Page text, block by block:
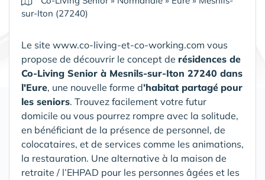
sur-Iton (27240)
Le site www.co-living-et-co-working.com vous
propose de découvrir le concept de résidences de
Co-Living Senior à Mesnils-sur-Iton 27240 dans
l'Eure, une nouvelle forme d’habitat partagé pour
les seniors. Trouvez facilement votre futur
domicile ou vous pourrez rompre avec la solitude,
en bénéficiant de la présence de personnel, de
colocataires, et de services comme les animations,
la restauration. Une alternative à la maison de
retraite / l’EHPAD pour les personnes âgées et les